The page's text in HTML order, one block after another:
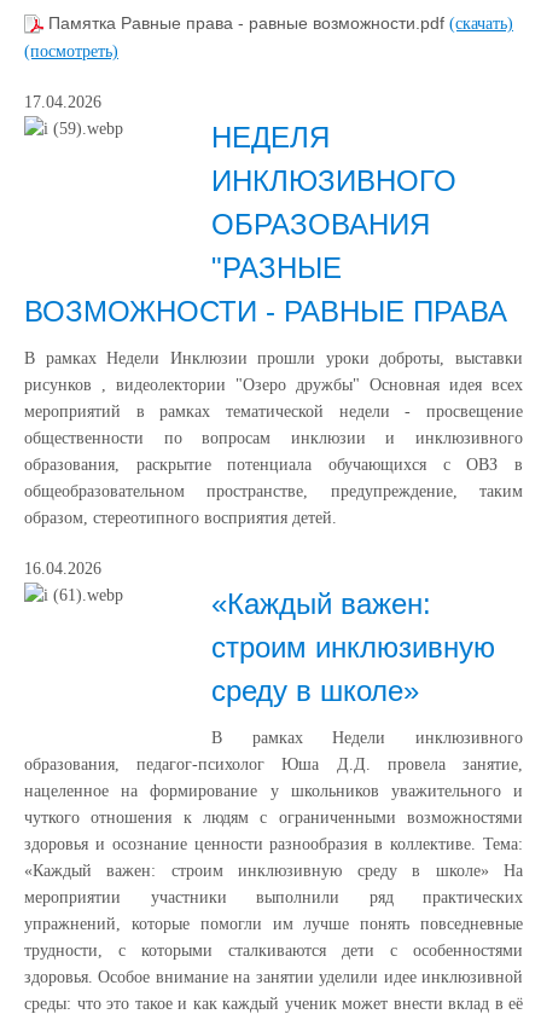
Памятка Равные права - равные возможности.pdf (скачать)
(посмотреть)
17.04.2026
НЕДЕЛЯ
ИНКЛЮЗИВНОГО
ОБРАЗОВАНИЯ
"РАЗНЫЕ
ВОЗМОЖНОСТИ - РАВНЫЕ ПРАВА
В рамках Недели Инклюзии прошли уроки доброты, выставки
рисунков , видеолектории "Озеро дружбы" Основная идея всех
мероприятий в рамках тематической недели - просвещение
общественности по вопросам инклюзии и инклюзивного
образования, раскрытие потенциала обучающихся с ОВЗ в
общеобразовательном пространстве, предупреждение, таким
образом, стереотипного восприятия детей.
16.04.2026
«Каждый важен:
строим инклюзивную
среду в школе»
В рамках Недели инклюзивного
образования, педагог‑психолог Юша Д.Д. провела занятие,
нацеленное на формирование у школьников уважительного и
чуткого отношения к людям с ограниченными возможностями
здоровья и осознание ценности разнообразия в коллективе. Тема:
«Каждый важен: строим инклюзивную среду в школе» На
мероприятии участники выполнили ряд практических
упражнений, которые помогли им лучше понять повседневные
трудности, с которыми сталкиваются дети с особенностями
здоровья. Особое внимание на занятии уделили идее инклюзивной
среды: что это такое и как каждый ученик может внести вклад в её